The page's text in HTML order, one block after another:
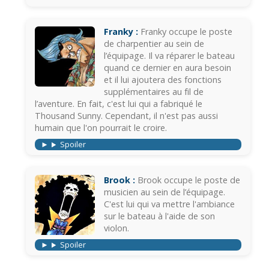
Franky : Franky occupe le poste
de charpentier au sein de
l’équipage. Il va réparer le bateau
quand ce dernier en aura besoin
et il lui ajoutera des fonctions
supplémentaires au fil de
l’aventure. En fait, c'est lui qui a fabriqué le
Thousand Sunny. Cependant, il n'est pas aussi
humain que l'on pourrait le croire.
Spoiler
Brook : Brook occupe le poste de
musicien au sein de l’équipage.
C'est lui qui va mettre l'ambiance
sur le bateau à l'aide de son
violon.
Spoiler